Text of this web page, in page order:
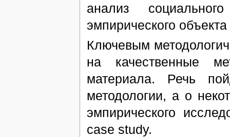
анализ
эмпирического
Ключевым
на качественные
материала. Речь
методологии, а о
эмпирического
case study.